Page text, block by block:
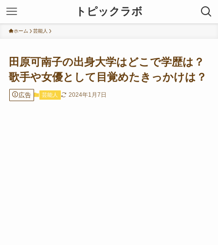
トピックラボ
ホーム 芸能人
田原可南子の出身大学はどこで学歴は？
歌手や女優として目覚めたきっかけは？
広告 芸能人 2024年1月7日